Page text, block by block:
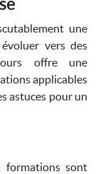
une
vers des
offre une
applicables
astuces pour un
formations sont